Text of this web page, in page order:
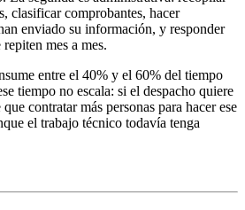
clasificar comprobantes, hacer
enviado su información, y responder
mes a mes.
entre el 40% y el 60% del tiempo
tiempo no escala: si el despacho quiere
contratar más personas para hacer ese
el trabajo técnico todavía tenga